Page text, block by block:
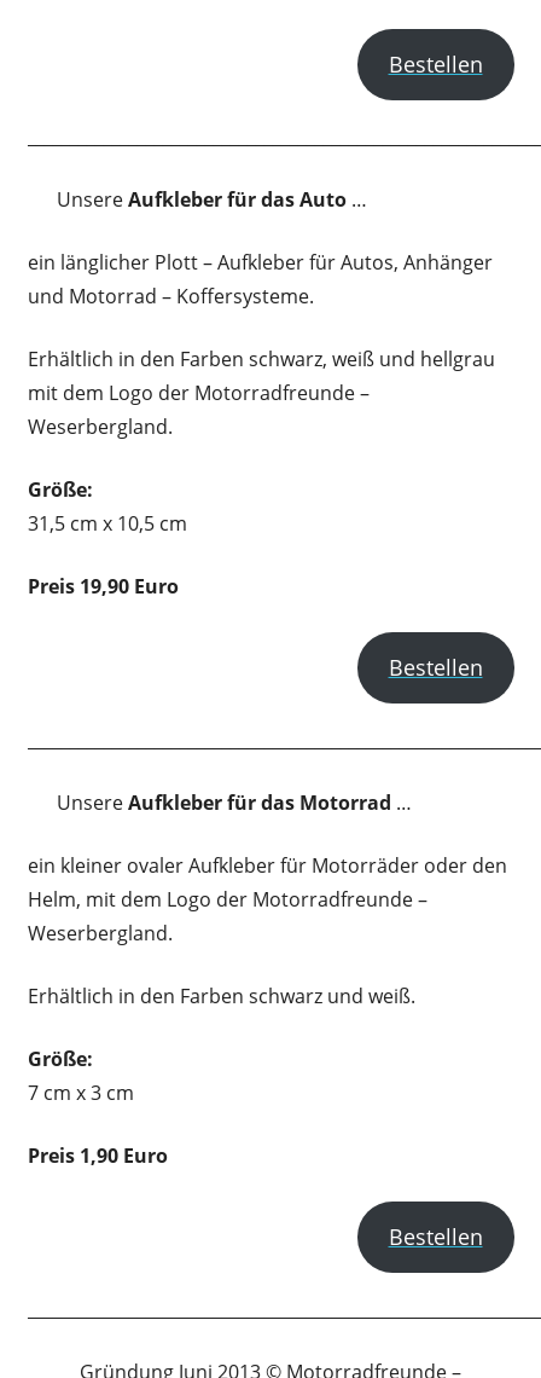
Bestellen
UnsereAufkleber für das Auto …
ein länglicher Plott – Aufkleber für Autos, Anhänger
und Motorrad – Koffersysteme.
Erhältlich in den Farben schwarz, weiß und hellgrau
mit dem Logo der Motorradfreunde –
Weserbergland.
Größe:
31,5 cm x 10,5 cm
Preis 19,90 Euro
Bestellen
UnsereAufkleber für das Motorrad …
ein kleiner ovaler Aufkleber für Motorräder oder den
Helm, mit dem Logo der Motorradfreunde –
Weserbergland.
Erhältlich in den Farben schwarz und weiß.
Größe:
7 cm x 3 cm
Preis 1,90 Euro
Bestellen
Gründung Juni 2013 © Motorradfreunde –